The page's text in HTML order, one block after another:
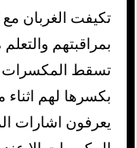
تكيفت الغربان
بمراقبتهم
تسقط المكسرات
بكسرها لهم اثناء
يعرفون اشارات